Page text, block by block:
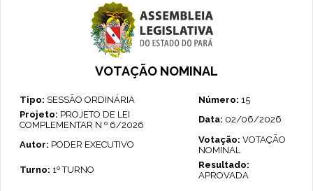
VOTAÇÃO NOMINAL
Tipo: SESSÃO ORDINÁRIA Número: 15
Projeto: PROJETO DE LEI
COMPLEMENTAR N º 6/2026
Data: 02/06/2026
Autor: PODER EXECUTIVO Votação: VOTAÇÃO
NOMINAL
Turno: 1º TURNO
Resultado:
APROVADA